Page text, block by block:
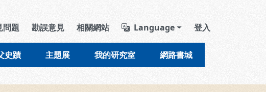
導覽列區塊
問題 勘誤意見 相關網站 Language 登入
史蹟 主題展 我的研究室 網路書城